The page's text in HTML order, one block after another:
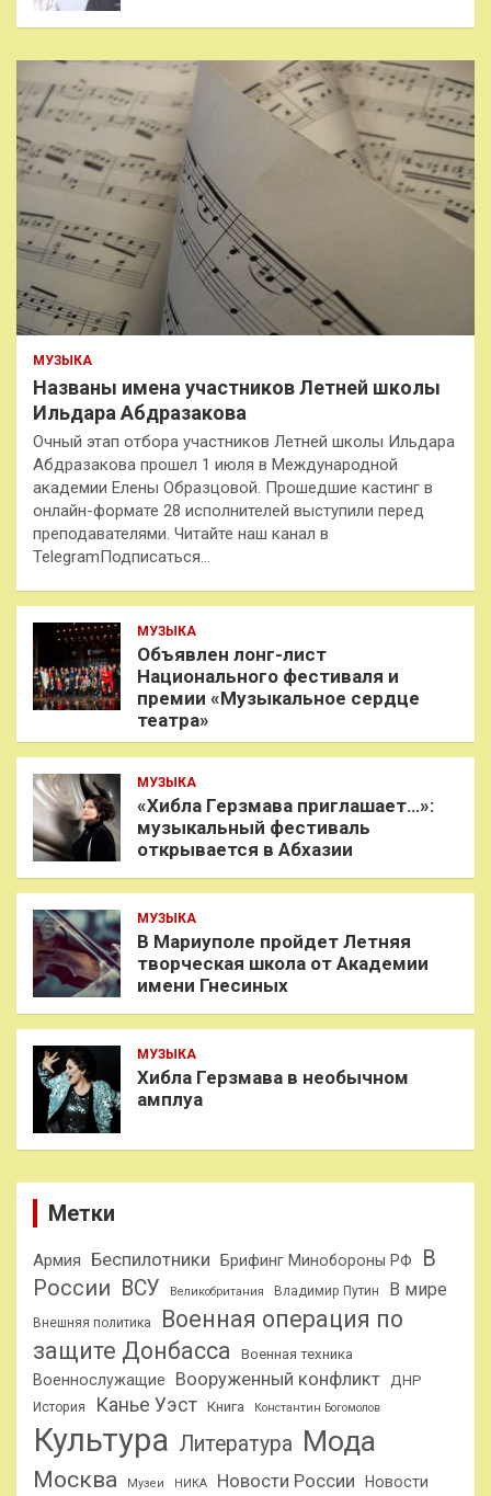
МУЗЫКА
Названы имена участников Летней школы
Ильдара Абдразакова
Очный этап отбора участников Летней школы Ильдара
Абдразакова прошел 1 июля в Международной
академии Елены Образцовой. Прошедшие кастинг в
онлайн-формате 28 исполнителей выступили перед
преподавателями. Читайте наш канал в
TelegramПодписаться…
МУЗЫКА
Объявлен лонг-лист
Национального фестиваля и
премии «Музыкальное сердце
театра»
МУЗЫКА
«Хибла Герзмава приглашает…»:
музыкальный фестиваль
открывается в Абхазии
МУЗЫКА
В Мариуполе пройдет Летняя
творческая школа от Академии
имени Гнесиных
МУЗЫКА
Хибла Герзмава в необычном
амплуа
Метки
Армия Беспилотники Брифинг Минобороны РФ
В
России ВСУ Великобритания Владимир Путин В мире
Внешняя политика
Военная операция по
защите Донбасса
Военная техника
Военнослужащие Вооруженный конфликт ДНР
История Канье Уэст Книга Константин Богомолов
Культура Литература Мода
Москва Музеи НИКА Новости России Новости